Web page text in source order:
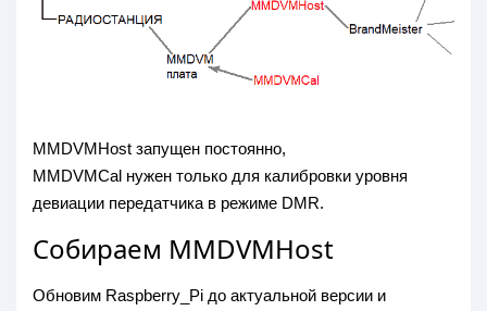
MMDVMHost запущен постоянно,
MMDVMCal нужен только для калибровки уровня
девиации передатчика в режиме DMR.
Собираем MMDVMHost
Обновим Raspberry_Pi до актуальной версии и